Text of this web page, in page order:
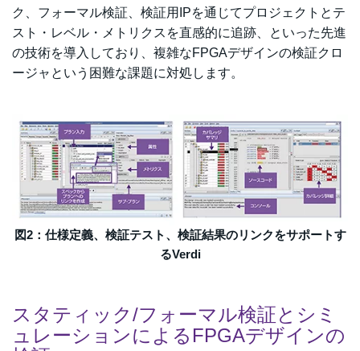
ク、フォーマル検証、検証用IPを通じてプロジェクトとテ
スト・レベル・メトリクスを直感的に追跡、といった先進
の技術を導入しており、複雑なFPGAデザインの検証クロ
ージャという 困難な課題に対処します。
図2：仕様定義、検証テスト、検証結果のリンクをサポートす
るVerdi
スタティック/フォーマル検証とシミ
ュレーションによるFPGAデザインの